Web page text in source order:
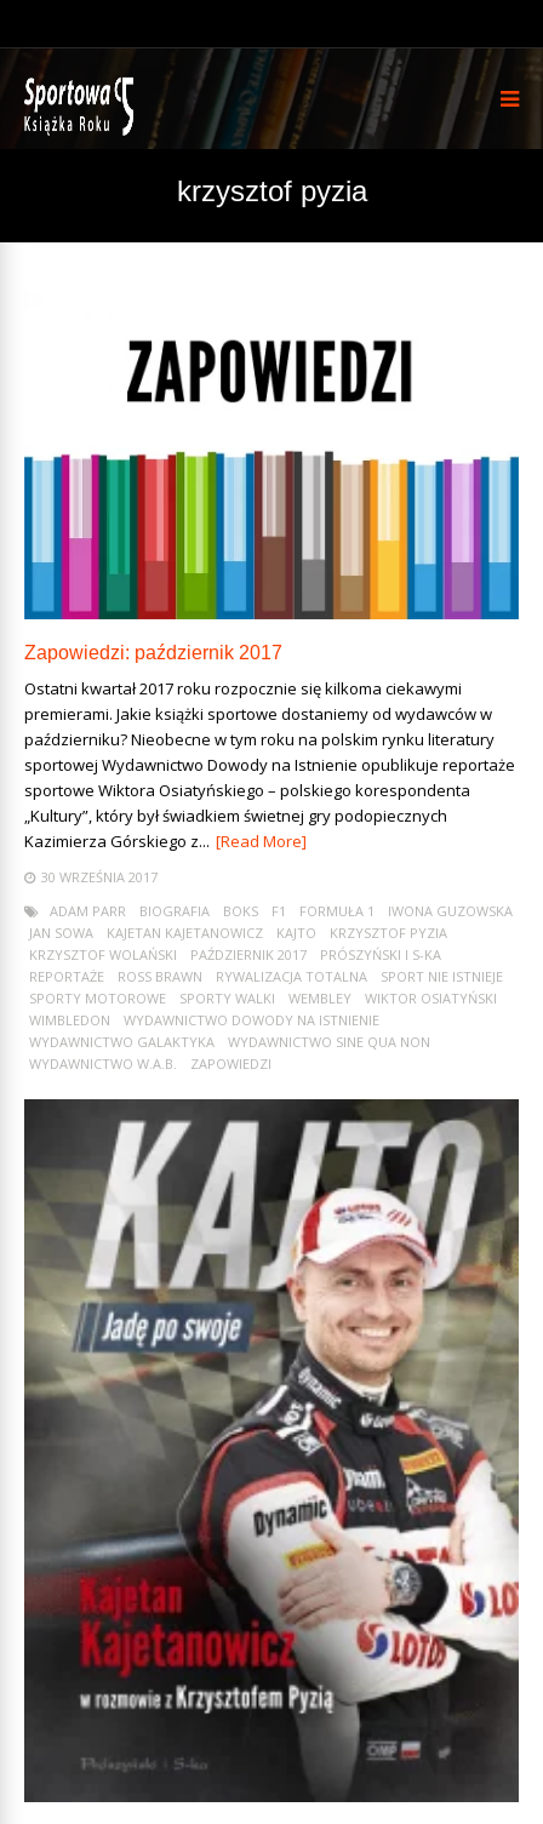
krzysztof pyzia
Zapowiedzi: październik 2017
Ostatni kwartał 2017 roku rozpocznie się kilkoma ciekawymi
premierami. Jakie książki sportowe dostaniemy od wydawców w
październiku? Nieobecne w tym roku na polskim rynku literatury
sportowej Wydawnictwo Dowody na Istnienie opublikuje reportaże
sportowe Wiktora Osiatyńskiego – polskiego korespondenta
„Kultury”, który był świadkiem świetnej gry podopiecznych
Kazimierza Górskiego z... [Read More]
30 WRZEŚNIA 2017
ADAM PARR
BIOGRAFIA BOKS F1 FORMUŁA 1
IWONA GUZOWSKA
JAN SOWA
KAJETAN KAJETANOWICZ KAJTO
KRZYSZTOF PYZIA
KRZYSZTOF WOLAŃSKI
PAŹDZIERNIK 2017
PRÓSZYŃSKI I S-KA
REPORTAŻE
ROSS BRAWN RYWALIZACJA TOTALNA
SPORT NIE ISTNIEJE
SPORTY MOTOROWE
SPORTY WALKI WEMBLEY
WIKTOR OSIATYŃSKI
WIMBLEDON
WYDAWNICTWO DOWODY NA ISTNIENIE
WYDAWNICTWO GALAKTYKA
WYDAWNICTWO SINE QUA NON
WYDAWNICTWO W.A.B.
ZAPOWIEDZI